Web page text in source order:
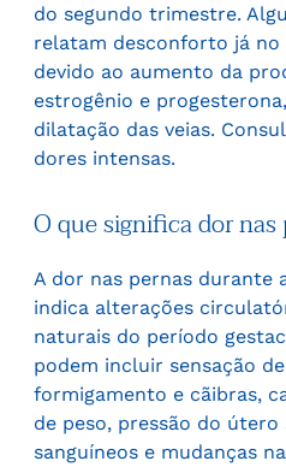
do segundo trimestre.
relatam desconforto já no
devido ao aumento da
estrogênio e
dilatação das veias.
dores intensas.
O que significa dor nas
A dor nas pernas durante
indica alterações
naturais do período
podem incluir sensação
formigamento e cãibras,
de peso, pressão do útero
sanguíneos e mudanças